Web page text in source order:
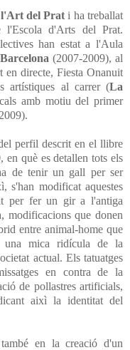
l'Art del Prat i ha treballat
l'Escola d'Arts del Prat.
han estat a l'Aula
(2007-2009), al
directe, Fiesta Onanuit
artístiques al carrer (La
amb motiu del primer
perfil descrit en el llibre
en què es detallen tots els
de tenir un gall per ser
s'han modificat aquestes
per fer un gir a l'antiga
modificacions que donen
entre animal-home que
una mica ridícula de la
actual. Els tatuatges
en contra de la
de pollastres artificials,
aixì la identitat del
en la creació d'un